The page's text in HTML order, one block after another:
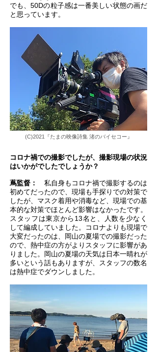
でも、50Dの粒子感は一番美しい状態の画だ
と思っています。
(C)2021『たまの映像詩集 渚のバイセコー』
コロナ禍での撮影でしたが、撮影現場の状況
はいかがでしたでしょうか？
蔦監督：
私自身もコロナ禍で撮影するのは
初めてだったので、現場も手探りでの対策で
したが、マスク着用や消毒など、現場での基
本的な対策でほとんど影響はなかったです。
スタッフは東京から13名と、人数を少なく
して編成していました。コロナよりも現場で
大変だったのは、岡山の夏場での撮影だった
ので、熱中症の方がよりスタッフに影響があ
りました。岡山の夏場の天気は日本一晴れが
多いという話もありますが、スタッフの数名
は熱中症でダウンしました。